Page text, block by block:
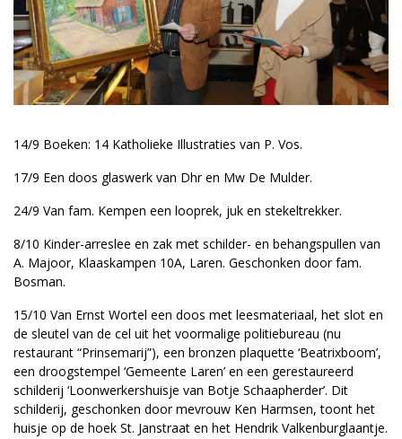
14/9 Boeken: 14 Katholieke Illustraties van P. Vos.
17/9 Een doos glaswerk van Dhr en Mw De Mulder.
24/9 Van fam. Kempen een looprek, juk en stekeltrekker.
8/10 Kinder-arreslee en zak met schilder- en behangspullen van
A. Majoor, Klaaskampen 10A, Laren. Geschonken door fam.
Bosman.
15/10 Van Ernst Wortel een doos met leesmateriaal, het slot en
de sleutel van de cel uit het voormalige politiebureau (nu
restaurant “Prinsemarij”), een bronzen plaquette ‘Beatrixboom’,
een droogstempel ‘Gemeente Laren’ en een gerestaureerd
schilderij ‘Loonwerkershuisje van Botje Schaapherder’. Dit
schilderij, geschonken door mevrouw Ken Harmsen, toont het
huisje op de hoek St. Janstraat en het Hendrik Valkenburglaantje.